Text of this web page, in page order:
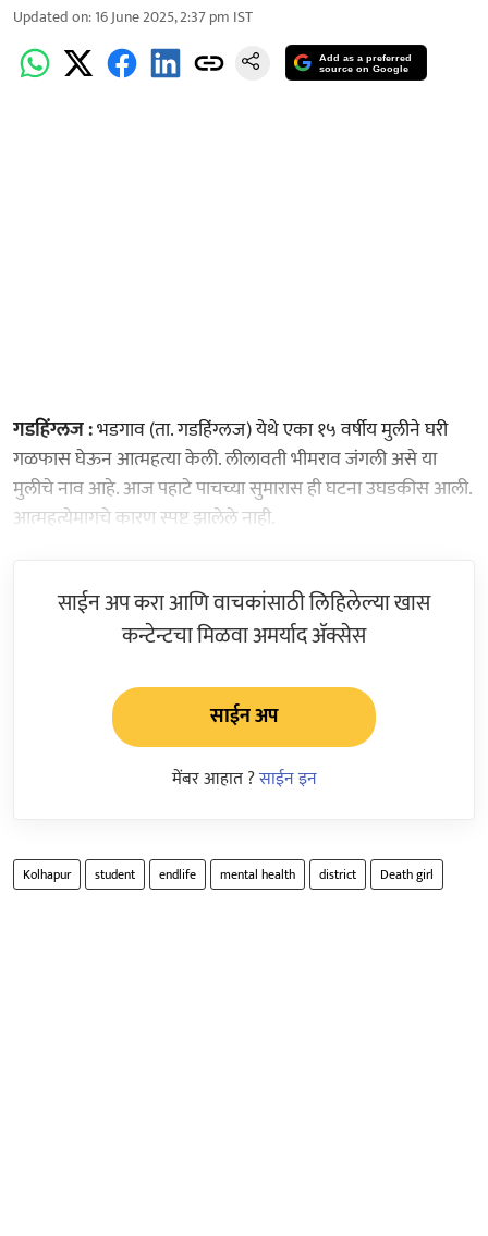
Updated on:16 June 2025, 2:37 pm IST
Add as a preferred
source on Google
गडहिंग्लज :भडगाव (ता. गडहिंग्लज) येथे एका १५ वर्षीय मुलीने घरी
गळफास घेऊन आत्महत्या केली. लीलावती भीमराव जंगली असे या
मुलीचे नाव आहे. आज पहाटे पाचच्या सुमारास ही घटना उघडकीस आली.
आत्महत्येमागचे कारण स्पष्ट झालेले नाही.
साईन अप करा आणि वाचकांसाठी लिहिलेल्या खास
कन्टेन्टचा मिळवा अमर्याद ॲक्सेस
साईन अप
मेंबर आहात ?साईन इन
Kolhapur student endlife mental health district Death girl